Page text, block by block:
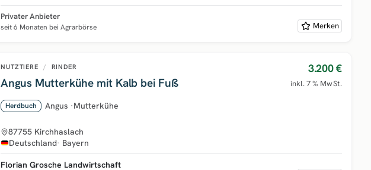
Privater Anbieter
seit 6 Monaten bei Agrarbörse Merken
NUTZTIERE / RINDER
Angus Mutterkühe mit Kalb bei Fuß
3.200 €
inkl. 7 % MwSt.
Herdbuch Angus ·Mutterkühe
87755 Kirchhaslach
Deutschland Bayern
Florian Grosche Landwirtschaft